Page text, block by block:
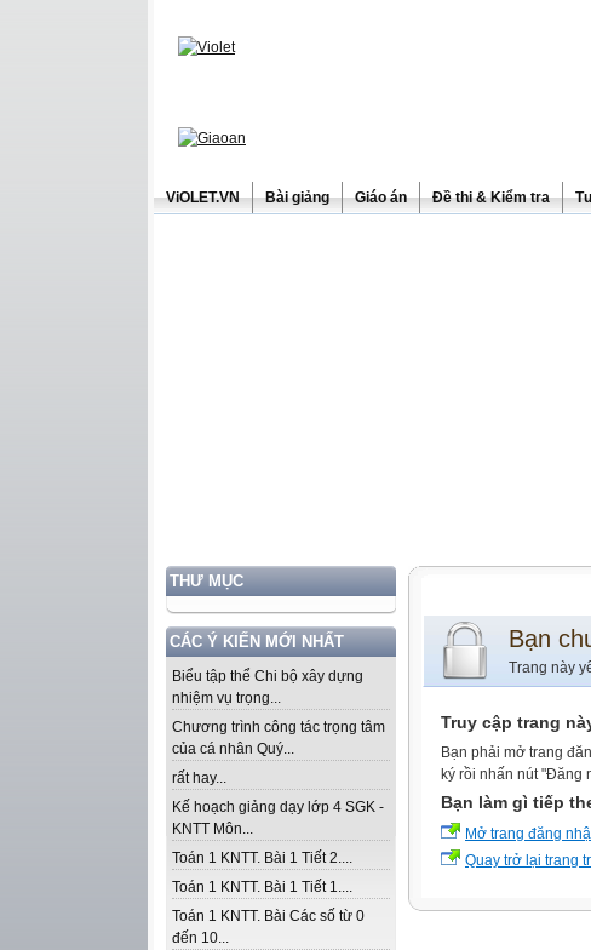
ViOLET.VN Bài giảng Giáo án Đề thi & Kiểm tra
THƯ MỤC
CÁC Ý KIẾN MỚI NHẤT
Biểu tập thể Chi bộ xây dựng
nhiệm vụ trọng...
Chương trình công tác trọng tâm
của cá nhân Quý...
rất hay...
Kế hoạch giảng dạy lớp 4 SGK -
KNTT Môn...
Toán 1 KNTT. Bài 1 Tiết 2....
Toán 1 KNTT. Bài 1 Tiết 1....
Toán 1 KNTT. Bài Các số từ 0
đến 10...
Bạn
Trang này
Truy cập trang
Bạn phải mở trang
ký rồi nhấn nút "Đăng
Bạn làm gì tiếp
Mở trang đăng
Quay trở lại trang